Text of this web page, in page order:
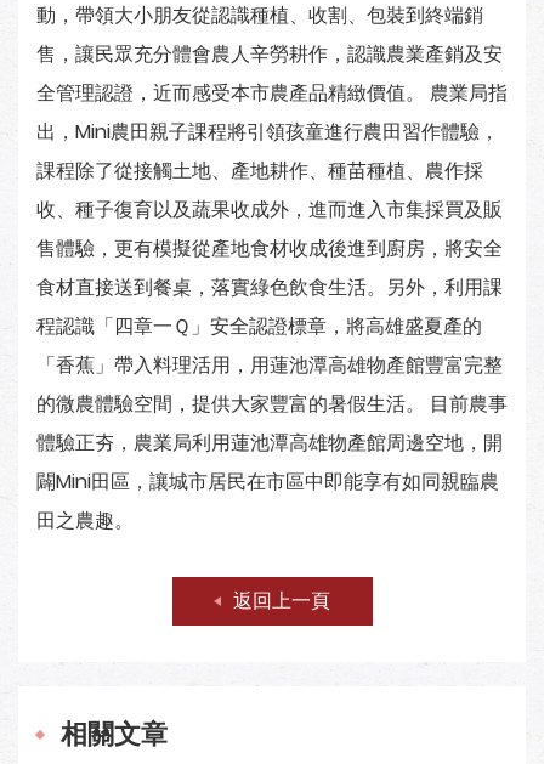
動，帶領大小朋友從認識種植、收割、包裝到終端銷
售，讓民眾充分體會農人辛勞耕作，認識農業產銷及安
全管理認證，近而感受本市農產品精緻價值。 農業局指
出，Mini農田親子課程將引領孩童進行農田習作體驗，
課程除了從接觸土地、產地耕作、種苗種植、農作採
收、種子復育以及蔬果收成外，進而進入市集採買及販
售體驗，更有模擬從產地食材收成後進到廚房，將安全
食材直接送到餐桌，落實綠色飲食生活。另外，利用課
程認識「四章一Ｑ」安全認證標章，將高雄盛夏產的
「香蕉」帶入料理活用，用蓮池潭高雄物產館豐富完整
的微農體驗空間，提供大家豐富的暑假生活。 目前農事
體驗正夯，農業局利用蓮池潭高雄物產館周邊空地，開
闢Mini田區，讓城市居民在市區中即能享有如同親臨農
田之農趣。
返回上一頁
相關文章